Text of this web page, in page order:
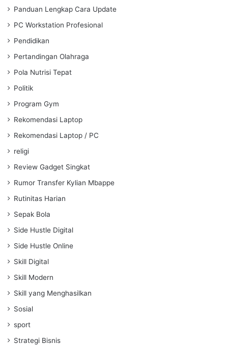
Panduan Lengkap Cara Update
PC Workstation Profesional
Pendidikan
Pertandingan Olahraga
Pola Nutrisi Tepat
Politik
Program Gym
Rekomendasi Laptop
Rekomendasi Laptop / PC
religi
Review Gadget Singkat
Rumor Transfer Kylian Mbappe
Rutinitas Harian
Sepak Bola
Side Hustle Digital
Side Hustle Online
Skill Digital
Skill Modern
Skill yang Menghasilkan
Sosial
sport
Strategi Bisnis